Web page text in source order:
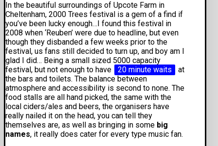
In the beautiful surroundings of Upcote Farm in
Cheltenham, 2000 Trees festival is a gem of a find if
you’ve been lucky enough…I found this festival in
2008 when ‘Reuben’ were due to headline, but even
though they disbanded a few weeks prior to the
festival, us fans still decided to turn up, and boy am I
glad I did… Being a small sized 5000 capacity
festival, but not enough to have
20 minute waits
at
the bars and toilets. The balance between
atmosphere and accessibility is second to none. The
food stalls are all hand picked, the same with the
local ciders/ales and beers, the organisers have
really nailed it on the head, you can tell they
themselves are, as well as bringing in some big
names, it really does cater for every type music fan.